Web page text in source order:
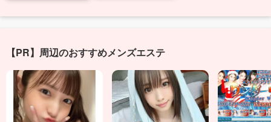
【PR】周辺のおすすめメンズエステ